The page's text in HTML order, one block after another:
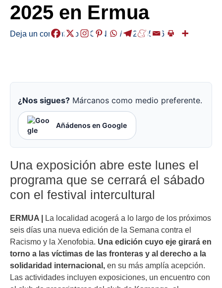
2025 en Ermua
Deja un comentario /AGENDA /2025-05-26
¿Nos sigues? Márcanos como medio preferente.
Añádenos en Google
Una exposición abre este lunes el
programa que se cerrará el sábado
con el festival intercultural
ERMUA |
La localidad acogerá a lo largo de los próximos
seis días una nueva edición de la Semana contra el
Racismo y la Xenofobia. Una edición cuyo eje girará en
torno a las víctimas de las fronteras y al derecho a la
solidaridad internacional, en su más amplía acepción.
Las actividades incluyen exposiciones, un encuentro con